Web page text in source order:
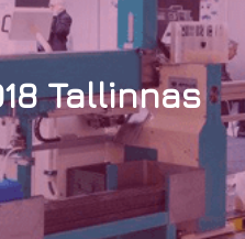
Tallinnas